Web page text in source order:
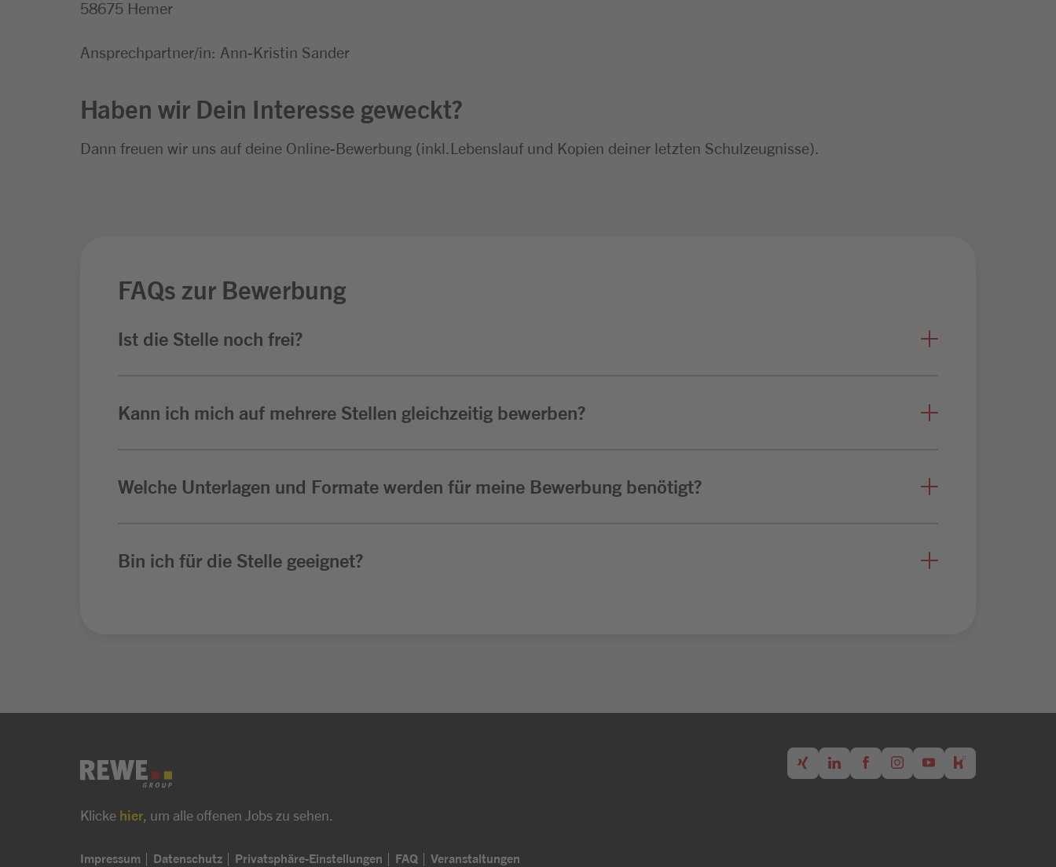
58675 Hemer
Ansprechpartner/in: Ann-Kristin Sander
Haben wir Dein Interesse geweckt?
Dann freuen wir uns auf deine Online-Bewerbung (inkl.Lebenslauf und Kopien deiner letzten Schulzeugnisse).
FAQs zur Bewerbung
Ist die Stelle noch frei?
Kann ich mich auf mehrere Stellen gleichzeitig bewerben?
Welche Unterlagen und Formate werden für meine Bewerbung benötigt?
Bin ich für die Stelle geeignet?
Klicke hier , um alle offenen Jobs zu sehen.
Impressum Datenschutz Privatsphäre-Einstellungen FAQ Veranstaltungen